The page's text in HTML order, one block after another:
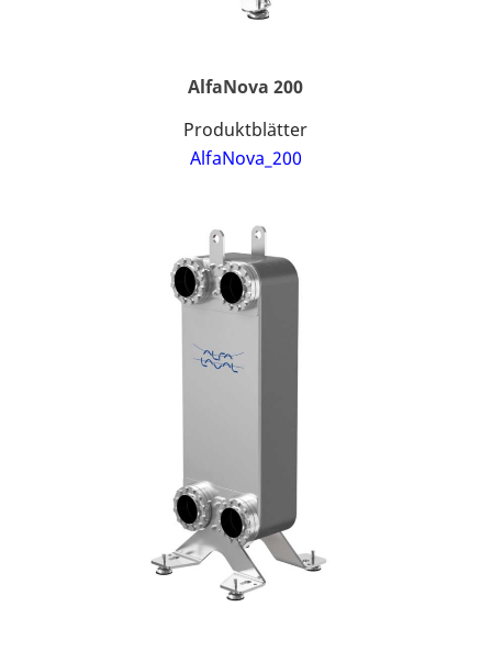
AlfaNova 200
Produktblätter
AlfaNova_200